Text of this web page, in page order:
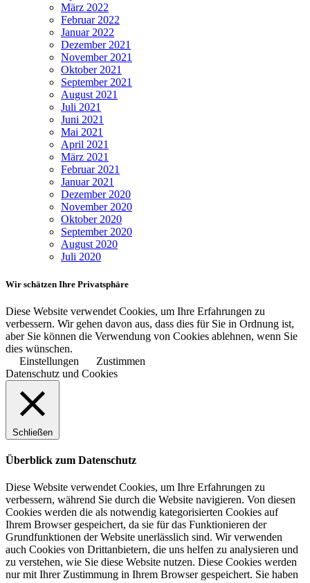
März 2022
Februar 2022
Januar 2022
Dezember 2021
November 2021
Oktober 2021
September 2021
August 2021
Juli 2021
Juni 2021
Mai 2021
April 2021
März 2021
Februar 2021
Januar 2021
Dezember 2020
November 2020
Oktober 2020
September 2020
August 2020
Juli 2020
Wir schätzen Ihre Privatsphäre
Diese Website verwendet Cookies, um Ihre Erfahrungen zu
verbessern. Wir gehen davon aus, dass dies für Sie in Ordnung ist,
aber Sie können die Verwendung von Cookies ablehnen, wenn Sie
dies wünschen.
Einstellungen
Zustimmen
Datenschutz und Cookies
Schließen
Überblick zum Datenschutz
Diese Website verwendet Cookies, um Ihre Erfahrungen zu
verbessern, während Sie durch die Website navigieren. Von diesen
Cookies werden die als notwendig kategorisierten Cookies auf
Ihrem Browser gespeichert, da sie für das Funktionieren der
Grundfunktionen der Website unerlässlich sind. Wir verwenden
auch Cookies von Drittanbietern, die uns helfen zu analysieren und
zu verstehen, wie Sie diese Website nutzen. Diese Cookies werden
nur mit Ihrer Zustimmung in Ihrem Browser gespeichert. Sie haben